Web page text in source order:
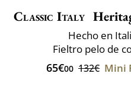
Classic Italy
Hecho en
Fieltro pelo de
65€00 132€ Mini